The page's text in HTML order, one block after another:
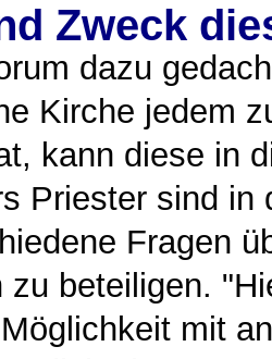
Zweck
dazu
Kirche jedem
kann diese in
Priester sind in
Fragen
zu beteiligen.
mit